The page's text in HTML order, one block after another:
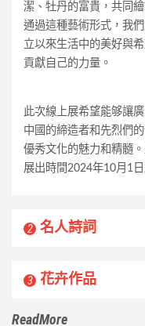
潔、牡丹的富貴，共同
通過這種藝術形式，我
立以來生活中的美好與
貢獻自己的力量。
此次線上展希望能够讓
中國的締造者和先烈們
優秀文化的魅力和精髓
展出時間2024年10月1
2 名人詩詞
3 花卉作品
ReadMore